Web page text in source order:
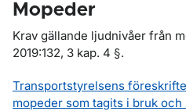
Mopeder
Krav gällande ljudnivåer från
2019:132, 3 kap. 4 §.
Transportstyrelsens
mopeder som tagits i bruk